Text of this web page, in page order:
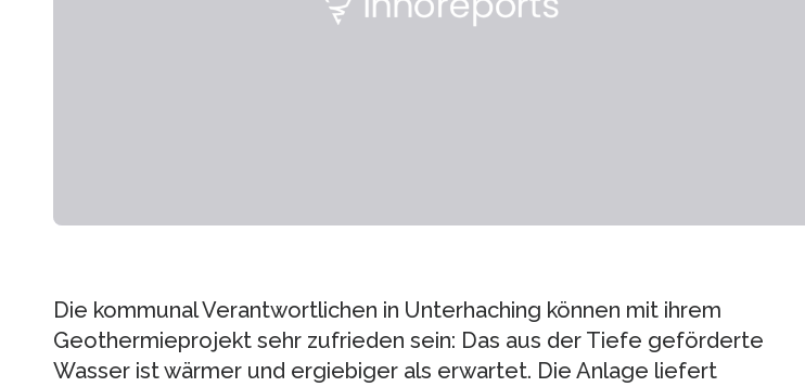
Die kommunal Verantwortlichen in Unterhaching können mit ihrem
Geothermieprojekt sehr zufrieden sein: Das aus der Tiefe geförderte
Wasser ist wärmer und ergiebiger als erwartet. Die Anlage liefert